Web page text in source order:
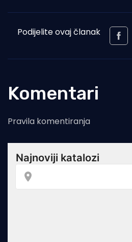
Podijelite ovaj članak
Komentari
Pravila komentiranja